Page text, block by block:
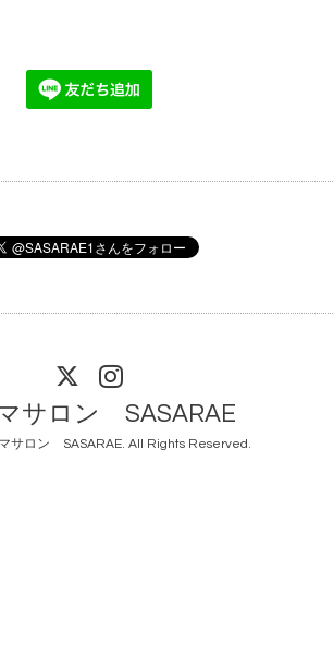
サロン SASARAE
サロン SASARAE. All Rights Reserved.